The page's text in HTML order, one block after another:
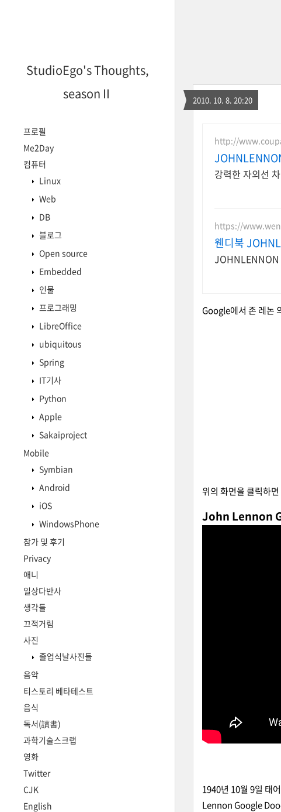
StudioEgo's Thoughts,
seasonⅡ
프로필
Me2Day
컴퓨터
Linux
Web
DB
블로그
Open source
Embedded
인물
프로그래밍
LibreOffice
ubiquitous
Spring
IT기사
Python
Apple
Sakaiproject
Mobile
Symbian
Android
iOS
WindowsPhone
참가 및 후기
Privacy
애니
일상다반사
생각들
끄적거림
사진
졸업식날사진들
음악
티스토리 베타테스트
음식
독서(讀書)
과학기술스크랩
영화
Twitter
CJK
English
2010. 10. 8. 20:20
http://
강력한 자외선
https://
웬디북
JOHNLENNON
Google에서 존 레논
위의 화면을 클릭하
John Lennon
1940년 10월 9일 태
Lennon Google